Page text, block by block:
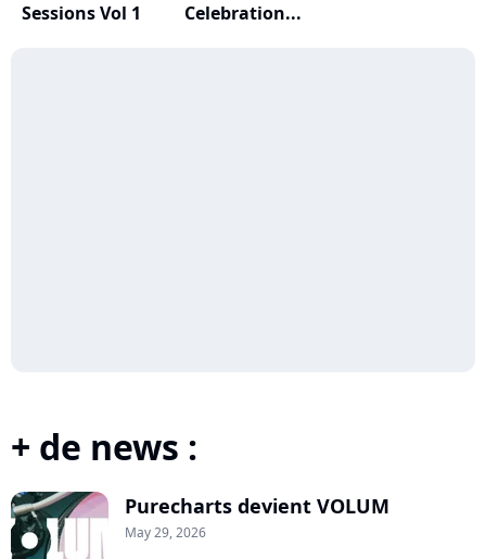
Sessions Vol 1
Celebration...
+ de news :
Purecharts devient VOLUM
May 29, 2026